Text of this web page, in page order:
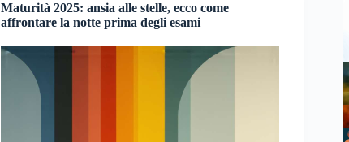
Maturità 2025: ansia alle stelle, ecco come
affrontare la notte prima degli esami